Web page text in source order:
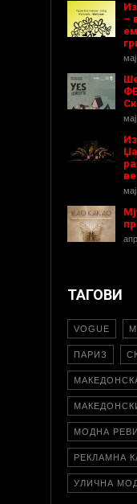
–
ТАГОВИ
VOGUE
ПАРИЗ
МОДНА
РЕКЛАМНА
УЛИЧНА